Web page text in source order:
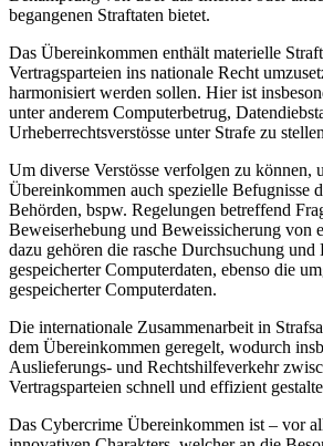
begangenen Straftaten bietet.
Das Übereinkommen enthält materielle
Vertragsparteien ins nationale Recht
harmonisiert werden sollen. Hier ist
unter anderem Computerbetrug,
Urheberrechtsverstösse unter Strafe zu
Um diverse Verstösse verfolgen zu können,
Übereinkommen auch spezielle Befugnisse
Behörden, bspw. Regelungen betreffend
Beweiserhebung und Beweissicherung von
dazu gehören die rasche Durchsuchung und
gespeicherter Computerdaten, ebenso die
gespeicherter Computerdaten.
Die internationale Zusammenarbeit in
dem Übereinkommen geregelt, wodurch
Auslieferungs- und Rechtshilfeverkehr
Vertragsparteien schnell und effizient
Das Cybercrime Übereinkommen ist – vor